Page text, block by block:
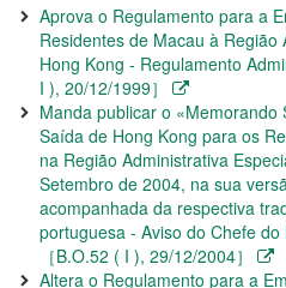
Aprova o Regulamento para a
Residentes de Macau à
Hong Kong - Regulamento
I ), 20/12/1999］
Manda publicar o
Saída de Hong Kong para os
na Região Administrativa
Setembro de 2004, na sua
acompanhada da respectiva
portuguesa - Aviso do Chefe do
［B.O.52 ( I ), 29/12/2004］
Altera o Regulamento para a